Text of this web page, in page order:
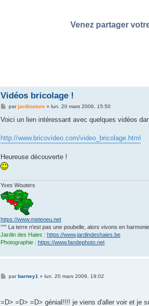
Venez partager
Vidéos bricolage !
M
s
g
e
parjardinature» lun. 20 mars 2006, 15:50
Voici un lien intéressant avec quelques vidéos
http://www.bricovideo.com/video_bricolage.html
Heureuse découverte !
Yves Wouters
https://www.meteoeu.net
°°° La terre n'est pas une poubelle, alors vivons en
Jardin des Haies : https://www.jardindeshaies.be
Photographie: https://www.fandephoto.net
M
a
parbarney1» lun. 20 mars 2006, 19:02
=D> =D> =D> génial!!!! je viens d'aller voir et je